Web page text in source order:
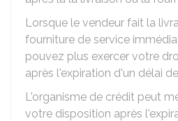
Lorsque le vendeur fait la
fourniture de service
pouvez plus exercer votre
après l'expiration d'un délai
L'organisme de crédit peut
votre disposition après